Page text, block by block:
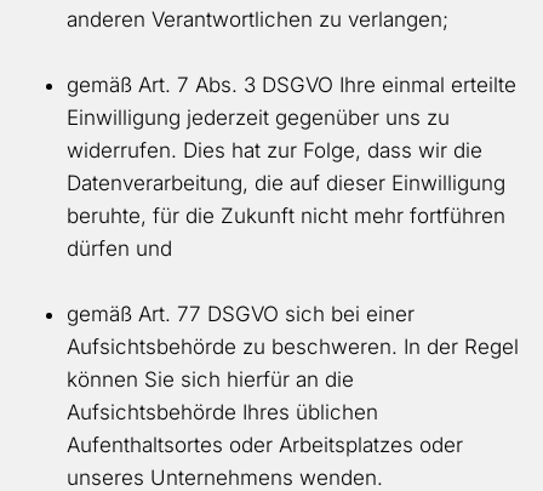
anderen Verantwortlichen zu verlangen;
gemäß Art. 7 Abs. 3 DSGVO Ihre einmal erteilte
Einwilligung jederzeit gegenüber uns zu
widerrufen. Dies hat zur Folge, dass wir die
Datenverarbeitung, die auf dieser Einwilligung
beruhte, für die Zukunft nicht mehr fortführen
dürfen und
gemäß Art. 77 DSGVO sich bei einer
Aufsichtsbehörde zu beschweren. In der Regel
können Sie sich hierfür an die
Aufsichtsbehörde Ihres üblichen
Aufenthaltsortes oder Arbeitsplatzes oder
unseres Unternehmens wenden.